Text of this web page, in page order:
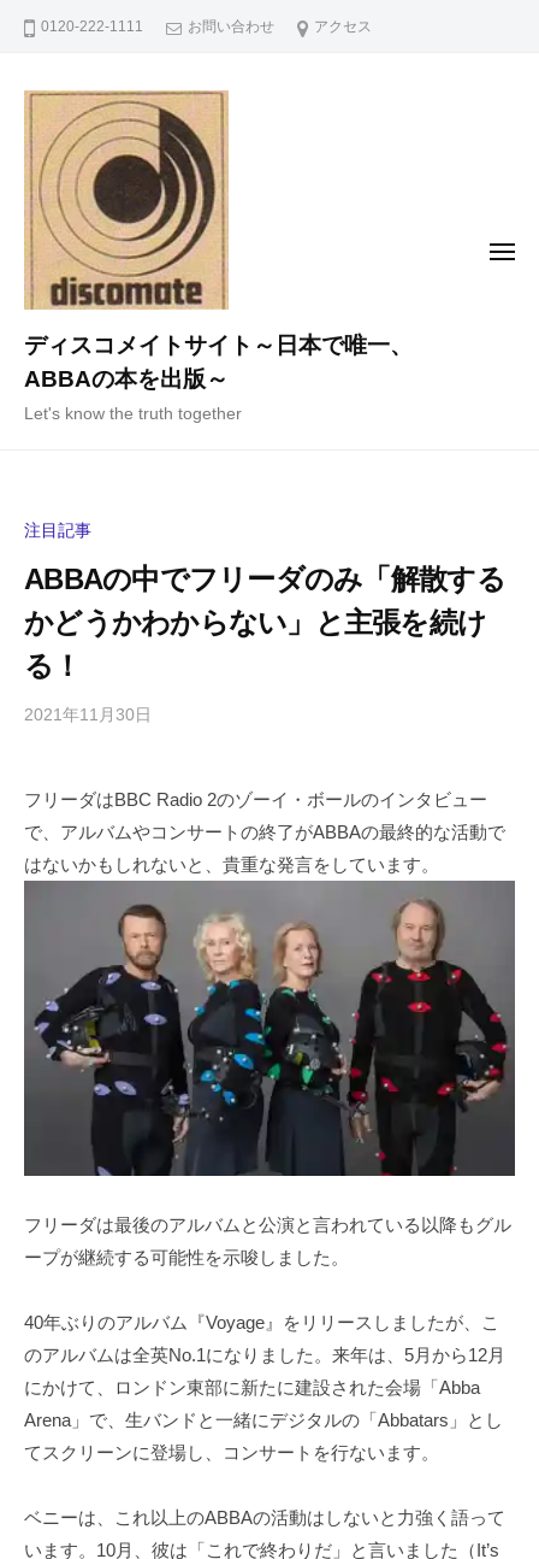
0120-222-1111 お問い合わせ アクセス
ディスコメイトサイト～日本で唯一、
ABBAの本を出版～
Let's know the truth together
メ
注目記事
ABBAの中でフリーダのみ「解散する
かどうかわからない」と主張を続け
る！
2021年11月30日
g
a
h
i
y
の
コ
メ
ト
フリーダはBBC Radio 2のゾーイ・ボールのインタビュー
で、アルバムやコンサートの終了がABBAの最終的な活動で
はないかもしれないと、貴重な発言をしています。
フリーダは最後のアルバムと公演と言われている以降もグル
ープが継続する可能性を示唆しました。
40年ぶりのアルバム『Voyage』をリリースしましたが、こ
のアルバムは全英No.1になりました。来年は、5月から12月
にかけて、ロンドン東部に新たに建設された会場「Abba
Arena」で、生バンドと一緒にデジタルの「Abbatars」とし
てスクリーンに登場し、コンサートを行ないます。
ベニーは、これ以上のABBAの活動はしないと力強く語って
います。10月、彼は「これで終わりだ」と言いました（It’s